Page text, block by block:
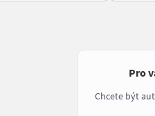
Pro
Chcete být